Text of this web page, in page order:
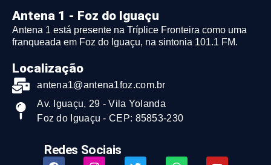
Antena 1 - Foz do Iguaçu
Antena 1 está presente na Tríplice Fronteira como uma
franqueada em Foz do Iguaçu, na sintonia 101.1 FM.
Localização
antena1@antena1foz.com.br
Av. Iguaçu, 29 - Vila Yolanda
Foz do Iguaçu - CEP: 85853-230
Redes Sociais